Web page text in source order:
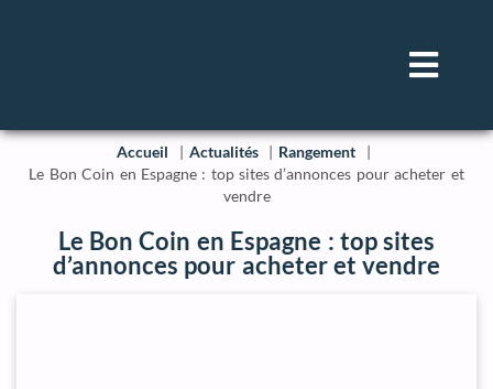
Accueil Actualités
Rangement
Le Bon Coin en Espagne : top sites d’annonces pour acheter et
vendre
Le Bon Coin en Espagne : top sites
d’annonces pour acheter et vendre